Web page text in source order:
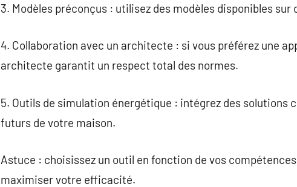
3. Modèles préconçus : utilisez des modèles disponibles
4. Collaboration avec un architecte : si vous préférez une
architecte garantit un respect total des normes.
5. Outils de simulation énergétique : intégrez des solutions
futurs de votre maison.
Astuce : choisissez un outil en fonction de vos
maximiser votre efficacité.